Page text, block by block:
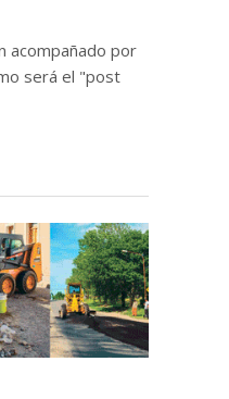
acompañado por
será el "post